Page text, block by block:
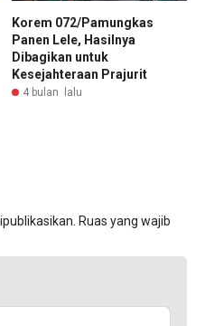
Korem 072/Pamungkas
Panen Lele, Hasilnya
Dibagikan untuk
Kesejahteraan Prajurit
4 bulan lalu
Ruas yang wajib